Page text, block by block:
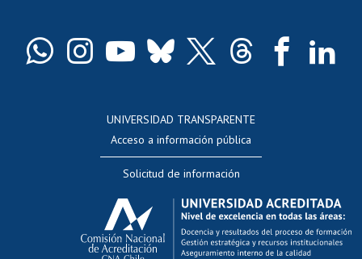
Docentes
Perfeccionamiento
Editar Portafolio Académico
Evaluación docente
Calificación académica
Postulación al AUCAI
Funcionarias/os
UNIVERSIDAD TRANSPARENTE
Acceso a información pública
Solicitud de información